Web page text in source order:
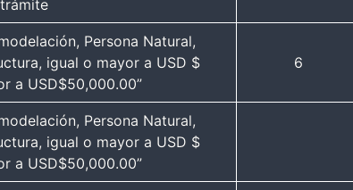
Persona Natural,
igual o mayor a USD $
a USD$50,000.00”
6
Persona Natural,
igual o mayor a USD $
a USD$50,000.00”